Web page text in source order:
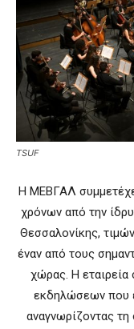
TSUF
Η ΜΕΒΓΑΛ
χρόνων από την
Θεσσαλονίκης,
έναν από τους
χώρας. Η εταιρεία
εκδηλώσεων που
αναγνωρίζοντας